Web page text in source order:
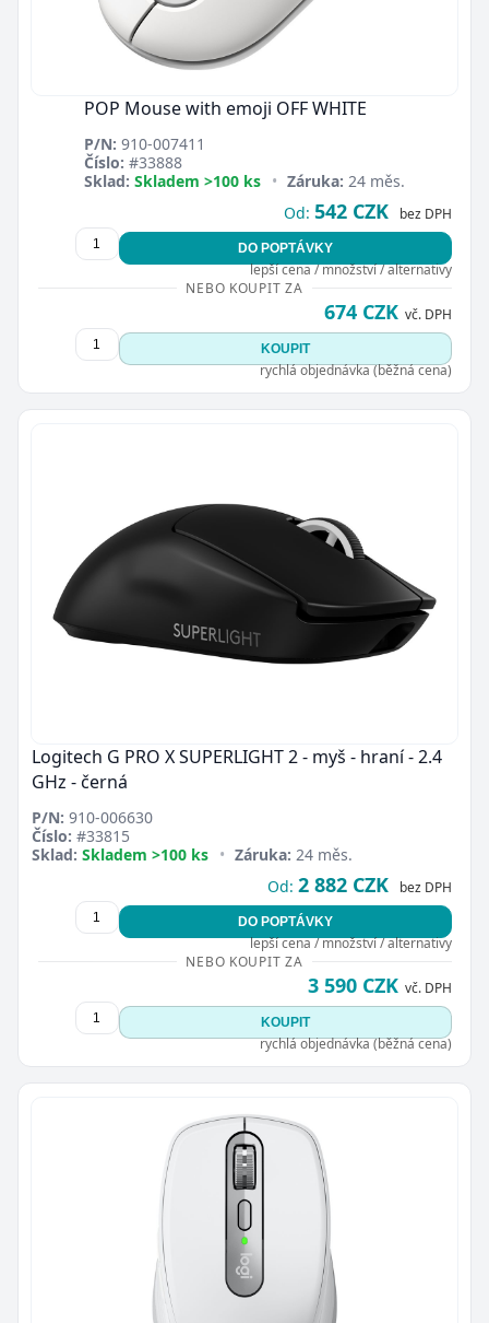
POP Mouse with emoji OFF WHITE
P/N: 910-007411
Číslo: #33888
Sklad: Skladem >100 ks • Záruka: 24 měs.
Od: 542 CZK bez DPH
DO POPTÁVKY
lepší cena / množství / alternativy
NEBO KOUPIT ZA
674 CZK vč. DPH
KOUPIT
rychlá objednávka (běžná cena)
Logitech G PRO X SUPERLIGHT 2 - myš - hraní - 2.4
GHz - černá
P/N: 910-006630
Číslo: #33815
Sklad: Skladem >100 ks • Záruka: 24 měs.
Od: 2 882 CZK bez DPH
DO POPTÁVKY
lepší cena / množství / alternativy
NEBO KOUPIT ZA
3 590 CZK vč. DPH
KOUPIT
rychlá objednávka (běžná cena)